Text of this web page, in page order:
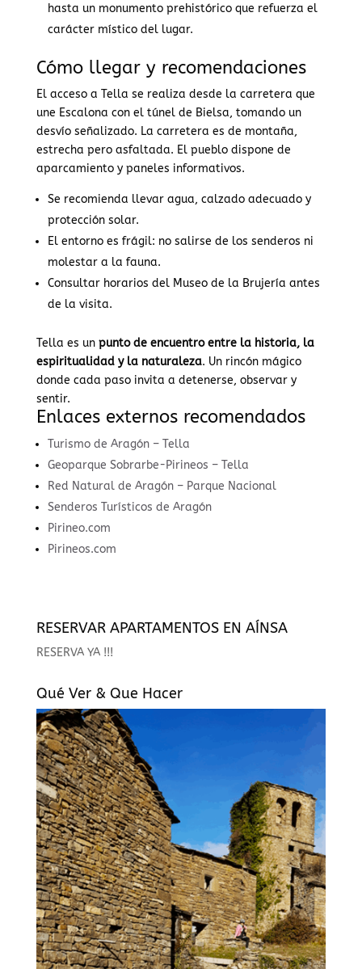
hasta un monumento prehistórico que refuerza el
carácter místico del lugar.
Cómo llegar y recomendaciones
El acceso a Tella se realiza desde la carretera que
une Escalona con el túnel de Bielsa, tomando un
desvío señalizado. La carretera es de montaña,
estrecha pero asfaltada. El pueblo dispone de
aparcamiento y paneles informativos.
Se recomienda llevar agua, calzado adecuado y
protección solar.
El entorno es frágil: no salirse de los senderos ni
molestar a la fauna.
Consultar horarios del Museo de la Brujería antes
de la visita.
Tella es un punto de encuentro entre la historia, la
espiritualidad y la naturaleza. Un rincón mágico
donde cada paso invita a detenerse, observar y
sentir.
Enlaces externos recomendados
Turismo de Aragón – Tella
Geoparque Sobrarbe-Pirineos – Tella
Red Natural de Aragón – Parque Nacional
Senderos Turísticos de Aragón
Pirineo.com
Pirineos.com
RESERVAR APARTAMENTOS EN AÍNSA
RESERVA YA !!!
Qué Ver & Que Hacer